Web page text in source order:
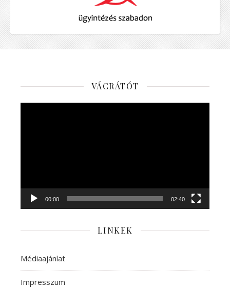
VÁCRÁTÓT
00:00 02:40
LINKEK
Médiaajánlat
Impresszum